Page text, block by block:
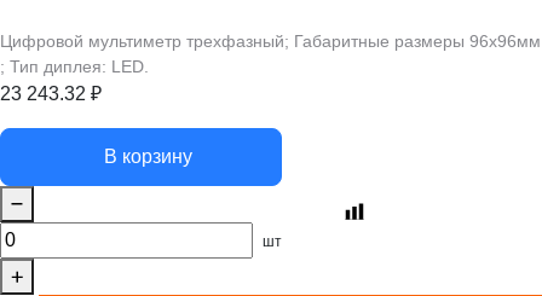
Цифровой мультиметр трехфазный; Габаритные размеры 96х96мм
; Тип диплея: LED.
23 243.32 ₽
В корзину
шт